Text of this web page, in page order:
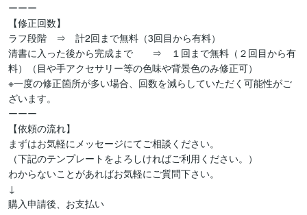
ーーー
【修正回数】
ラフ段階　⇒　計2回まで無料（3回目から有料）
清書に入った後から完成まで　　⇒　１回まで無料（２回目から有
料）（目や手アクセサリー等の色味や背景色のみ修正可）
※一度の修正箇所が多い場合、回数を減らしていただく可能性がご
ざいます。
ーーー
【依頼の流れ】
まずはお気軽にメッセージにてご相談ください。
（下記のテンプレートをよろしければご利用ください。）
わからないことがあればお気軽にご質問下さい。
↓
購入申請後、お支払い